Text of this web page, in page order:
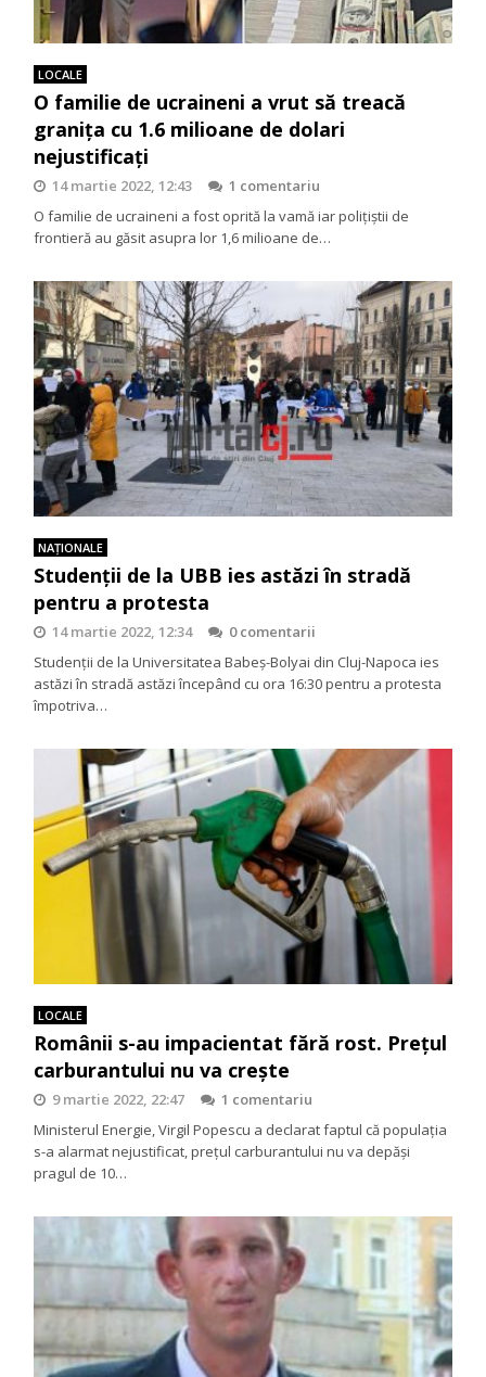
LOCALE
O familie de ucraineni a vrut să treacă
granița cu 1.6 milioane de dolari
nejustificați
14 martie 2022, 12:43
1 comentariu
O familie de ucraineni a fost oprită la vamă iar polițiștii de
frontieră au găsit asupra lor 1,6 milioane de…
NAŢIONALE
Studenții de la UBB ies astăzi în stradă
pentru a protesta
14 martie 2022, 12:34
0 comentarii
Studenții de la Universitatea Babeș-Bolyai din Cluj-Napoca ies
astăzi în stradă astăzi începând cu ora 16:30 pentru a protesta
împotriva…
LOCALE
Românii s-au impacientat fără rost. Prețul
carburantului nu va crește
9 martie 2022, 22:47
1 comentariu
Ministerul Energie, Virgil Popescu a declarat faptul că populația
s-a alarmat nejustificat, prețul carburantului nu va depăși
pragul de 10…